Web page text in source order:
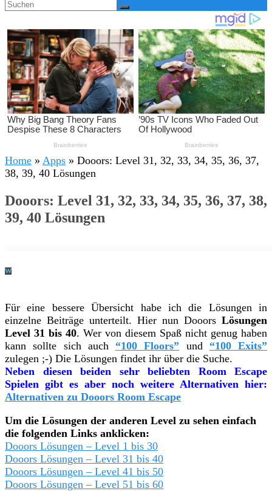
Home » Apps » Dooors: Level 31, 32, 33, 34, 35, 36, 37,
38, 39, 40 Lösungen
Dooors: Level 31, 32, 33, 34, 35, 36, 37, 38,
39, 40 Lösungen
Für eine bessere Übersicht habe ich die Lösungen in
einzelne Beiträge unterteilt. Hier nun Dooors Lösungen
Level 31 bis 40. Wer von diesem Spaß nicht genug haben
kann sollte sich auch “100 Floors” und “100 Exits”
zulegen ;-) Die Lösungen findet ihr über die Suche.
Neben diesen beiden sehr beliebten Room Escape
Spielen gibt es aber noch weitere Alternativen hier:
Alternativen zu Dooors Room Escape
Um die Lösungen der anderen Level zu sehen einfach
die folgenden Links anklicken:
Dooors Lösungen – Level 1 bis 30
Dooors Lösungen – Level 31 bis 40
Dooors Lösungen – Level 41 bis 50
Dooors Lösungen – Level 51 bis 60